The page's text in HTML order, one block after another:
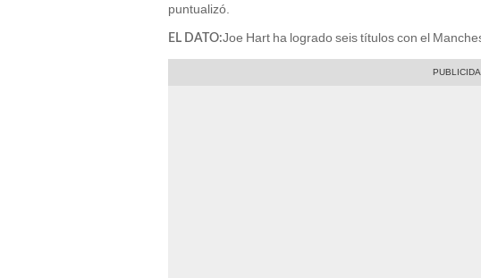
puntualizó.
EL DATO:Joe Hart ha logrado seis títulos con el